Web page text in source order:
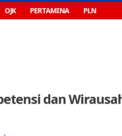
OJK PERTAMINA PLN
dan